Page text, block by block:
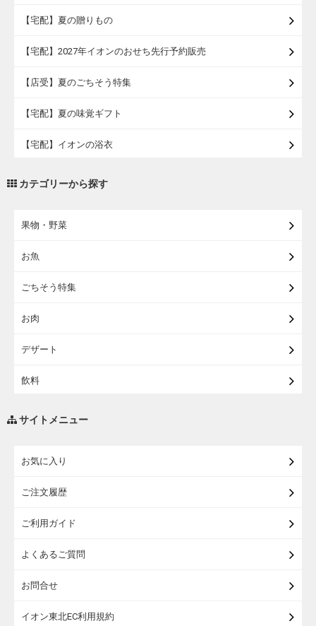
【宅配】夏の贈りもの
【宅配】2027年イオンのおせち先行予約販売
【店受】夏のごちそう特集
【宅配】夏の味覚ギフト
【宅配】イオンの浴衣
カテゴリーから探す
果物・野菜
お魚
ごちそう特集
お肉
デザート
飲料
サイトメニュー
お気に入り
ご注文履歴
ご利用ガイド
よくあるご質問
お問合せ
イオン東北EC利用規約